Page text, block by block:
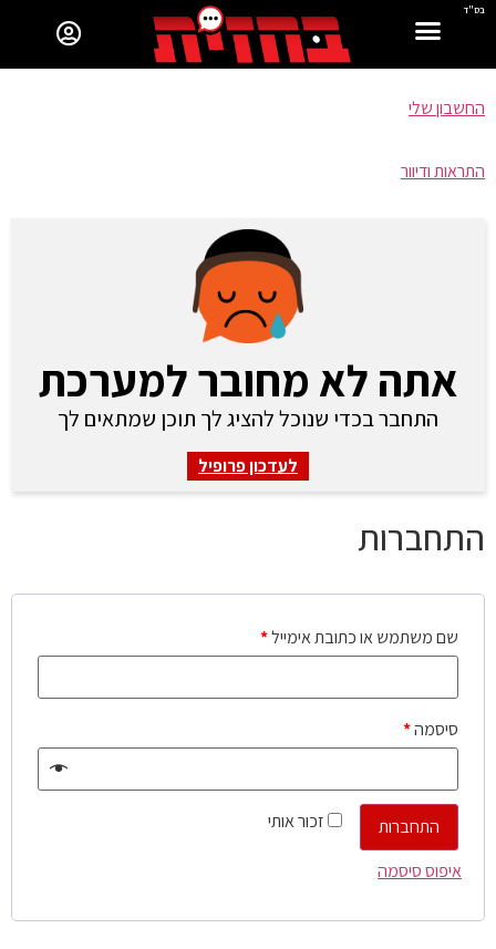
בס"ד
החשבון שלי
התראות ודיוור
אתה לא מחובר למערכת
התחבר בכדי שנוכל להציג לך תוכן שמתאים לך
לעדכון פרופיל
התחברות
שם משתמש או כתובת אימייל*
סיסמה*
זכור אותי
התחברות
איפוס סיסמה